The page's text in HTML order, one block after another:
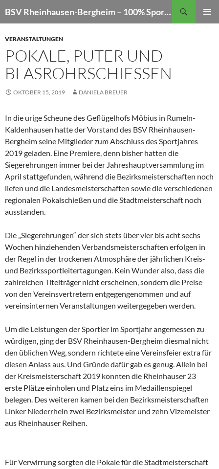
Inhalt
BSV Rheinhausen-Bergheim – 100% Sportschießen
VERANSTALTUNGEN
POKALE, PUTER UND
BLASROHRSCHIESSEN
OKTOBER 15, 2019 DANIELA BREUER
In die urige Scheune des Geflügelhofs Möbius in Rumeln-
Kaldenhausen hatte der Vorstand des BSV Rheinhausen-
Bergheim seine Mitglieder zum Abschluss des Sportjahres
2019 geladen. Eine Premiere, denn bisher hatten die
Siegerehrungen immer bei der Jahreshauptversammlung im
April stattgefunden, während die Bezirksmeisterschaften noch
liefen und die Landesmeisterschaften sowie die verschiedenen
regionalen Pokalschießen und die Stadtmeisterschaft noch
ausstanden.
Die „Siegerehrungen“ der sich stets über vier bis acht sechs
Wochen hinziehenden Verbandsmeisterschaften erfolgen in
der Regel in der trockenen Atmosphäre der jährlichen Kreis-
und Bezirkssportleitertagungen. Kein Wunder also, dass die
zahlreichen Titelträger nicht erscheinen, sondern die Preise
von den Vereinsvertretern entgegengenommen und auf
vereinsinternen Veranstaltungen weitergegeben werden.
Um die Leistungen der Sportler im Sportjahr angemessen zu
würdigen, ging der BSV Rheinhausen-Bergheim diesmal nicht
den üblichen Weg, sondern richtete eine Vereinsfeier extra für
diesen Anlass aus. Und Gründe dafür gab es genug. Allein bei
der Kreismeisterschaft 2019 konnten die Rheinhauser 23
erste Plätze einholen und Platz eins im Medaillenspiegel
belegen. Des weiteren kamen bei den Bezirksmeisterschaften
Linker Niederrhein zwei Bezirksmeister und zehn Vizemeister
aus Rheinhauser Reihen.
Für Verwirrung sorgten die Pokale für die Stadtmeisterschaft